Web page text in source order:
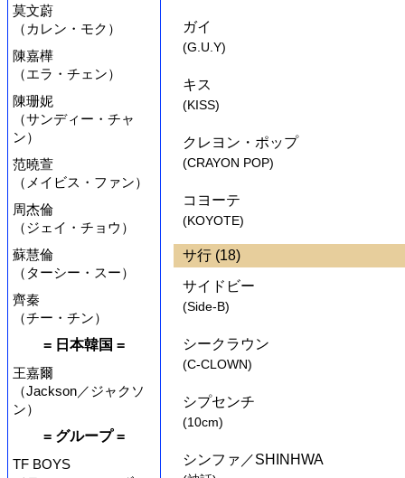
莫文蔚
（カレン・モク）
陳嘉樺
（エラ・チェン）
陳珊妮
（サンディー・チャ
ン）
范曉萱
（メイビス・ファン）
周杰倫
（ジェイ・チョウ）
蘇慧倫
（ターシー・スー）
齊秦
（チー・チン）
= 日本韓国 =
王嘉爾
（Jackson／ジャクソ
ン）
= グループ =
TF BOYS
ガイ
(G.U.Y)
キス
(KISS)
クレヨン・ポップ
(CRAYON POP)
コヨーテ
(KOYOTE)
サ行 (18)
サイドビー
(Side-B)
シークラウン
(C-CLOWN)
シプセンチ
(10cm)
シンファ／SHINHWA